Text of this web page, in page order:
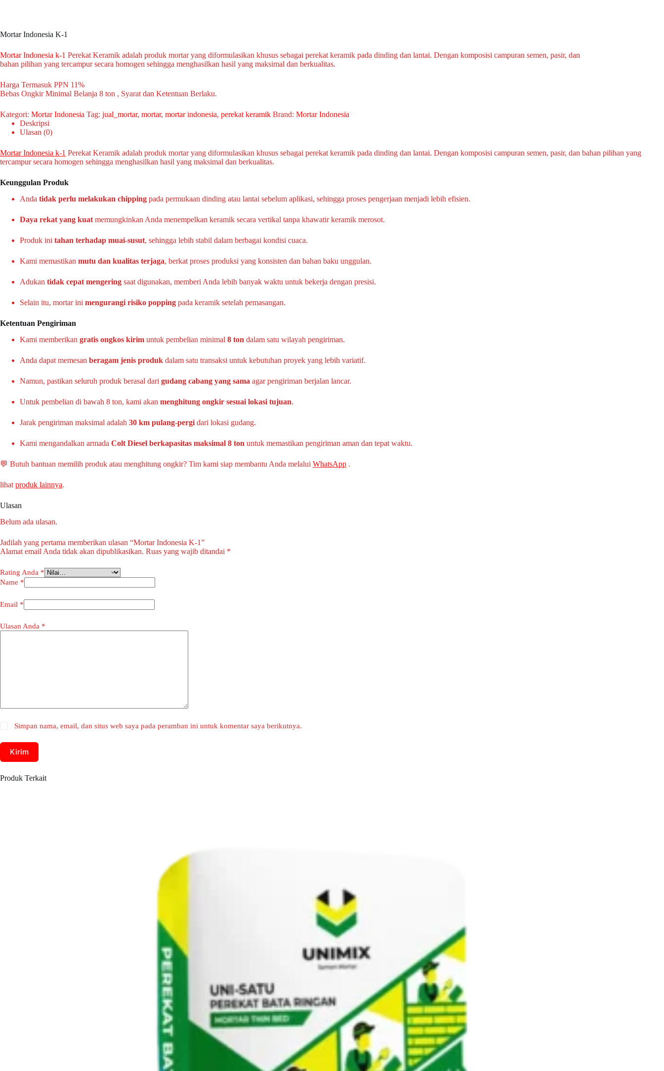
Mortar Indonesia K-1
Mortar Indonesia k-1 Perekat Keramik adalah produk mortar yang diformulasikan khusus sebagai perekat keramik pada dinding dan lantai. Dengan komposisi campuran semen, pasir, dan
bahan pilihan yang tercampur secara homogen sehingga menghasilkan hasil yang maksimal dan berkualitas.
Harga Termasuk PPN 11%
Bebas Ongkir Minimal Belanja 8 ton , Syarat dan Ketentuan Berlaku.
Kategori: Mortar Indonesia Tag: jual_mortar, mortar, mortar indonesia, perekat keramik Brand: Mortar Indonesia
Deskripsi
Ulasan (0)
Mortar Indonesia k-1 Perekat Keramik adalah produk mortar yang diformulasikan khusus sebagai perekat keramik pada dinding dan lantai. Dengan komposisi campuran semen, pasir, dan bahan pilihan yang
tercampur secara homogen sehingga menghasilkan hasil yang maksimal dan berkualitas.
Keunggulan Produk
Anda tidak perlu melakukan chipping pada permukaan dinding atau lantai sebelum aplikasi, sehingga proses pengerjaan menjadi lebih efisien.
Daya rekat yang kuat memungkinkan Anda menempelkan keramik secara vertikal tanpa khawatir keramik merosot.
Produk ini tahan terhadap muai-susut, sehingga lebih stabil dalam berbagai kondisi cuaca.
Kami memastikan mutu dan kualitas terjaga, berkat proses produksi yang konsisten dan bahan baku unggulan.
Adukan tidak cepat mengering saat digunakan, memberi Anda lebih banyak waktu untuk bekerja dengan presisi.
Selain itu, mortar ini mengurangi risiko popping pada keramik setelah pemasangan.
Ketentuan Pengiriman
Kami memberikan gratis ongkos kirim untuk pembelian minimal 8 ton dalam satu wilayah pengiriman.
Anda dapat memesan beragam jenis produk dalam satu transaksi untuk kebutuhan proyek yang lebih variatif.
Namun, pastikan seluruh produk berasal dari gudang cabang yang sama agar pengiriman berjalan lancar.
Untuk pembelian di bawah 8 ton, kami akan menghitung ongkir sesuai lokasi tujuan.
Jarak pengiriman maksimal adalah 30 km pulang-pergi dari lokasi gudang.
Kami mengandalkan armada Colt Diesel berkapasitas maksimal 8 ton untuk memastikan pengiriman aman dan tepat waktu.
💬 Butuh bantuan memilih produk atau menghitung ongkir? Tim kami siap membantu Anda melalui WhatsApp .
lihat produk lainnya.
Ulasan
Belum ada ulasan.
Jadilah yang pertama memberikan ulasan “Mortar Indonesia K-1”
Alamat email Anda tidak akan dipublikasikan. Ruas yang wajib ditandai *
Rating Anda *
Name *
Email *
Ulasan Anda *
Simpan nama, email, dan situs web saya pada peramban ini untuk komentar saya berikutnya.
Kirim
Produk Terkait